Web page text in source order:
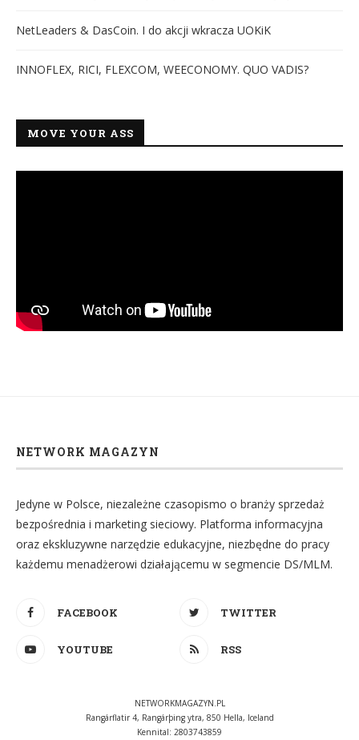
NetLeaders & DasCoin. I do akcji wkracza UOKiK
INNOFLEX, RICI, FLEXCOM, WEECONOMY. QUO VADIS?
MOVE YOUR ASS
NETWORK MAGAZYN
Jedyne w Polsce, niezależne czasopismo o branży sprzedaż
bezpośrednia i marketing sieciowy. Platforma informacyjna
oraz ekskluzywne narzędzie edukacyjne, niezbędne do pracy
każdemu menadżerowi działającemu w segmencie DS/MLM.
FACEBOOK TWITTER
YOUTUBE RSS
NETWORKMAGAZYN.PL
Rangárflatir 4, Rangárþing ytra, 850 Hella, Iceland
Kennital: 2803743859